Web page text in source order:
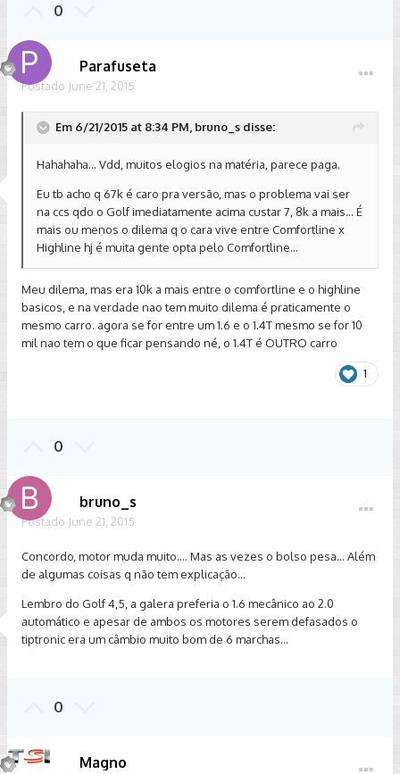
0
Parafuseta
Postado June 21, 2015
Em 6/21/2015 at 8:34 PM, bruno_s disse:
Hahahaha... Vdd, muitos elogios na matéria, parece paga.
Eu tb acho q 67k é caro pra versão, mas o problema vai ser
na ccs qdo o Golf imediatamente acima custar 7, 8k a mais... É
mais ou menos o dilema q o cara vive entre Comfortline x
Highline hj é muita gente opta pelo Comfortline...
Meu dilema, mas era 10k a mais entre o comfortline e o highline
basicos, e na verdade nao tem muito dilema é praticamente o
mesmo carro. agora se for entre um 1.6 e o 1.4T mesmo se for 10
mil nao tem o que ficar pensando né, o 1.4T é OUTRO carro
1
0
bruno_s
Postado June 21, 2015
Concordo, motor muda muito.... Mas as vezes o bolso pesa... Além
de algumas coisas q não tem explicação...
Lembro do Golf 4,5, a galera preferia o 1.6 mecânico ao 2.0
automático e apesar de ambos os motores serem defasados o
tiptronic era um câmbio muito bom de 6 marchas...
0
Magno